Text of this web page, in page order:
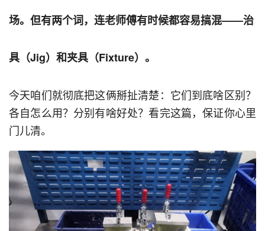
场。但有两个词，连老师傅有时候都容易搞混——治
具（Jig）和夹具（Fixture） 。
今天咱们就彻底把这俩掰扯清楚：它们到底啥区别？
各自怎么用？分别有啥好处？看完这篇，保证你心里
门儿清。